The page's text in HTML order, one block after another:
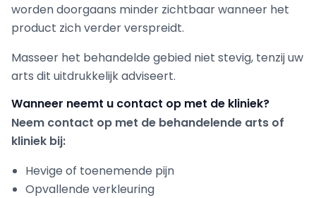
worden doorgaans minder zichtbaar wanneer het
product zich verder verspreidt.
Masseer het behandelde gebied niet stevig, tenzij uw
arts dit uitdrukkelijk adviseert.
Wanneer neemt u contact op met de kliniek?
Neem contact op met de behandelende arts of
kliniek bij:
Hevige of toenemende pijn
Opvallende verkleuring